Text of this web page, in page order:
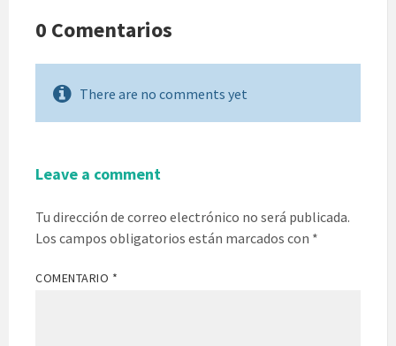
0 Comentarios
There are no comments yet
Leave a comment
Tu dirección de correo electrónico no será publicada.
Los campos obligatorios están marcados con *
COMENTARIO *